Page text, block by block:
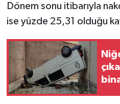
Dönem sonu itibarıyla
ise yüzde 25,31 olduğu